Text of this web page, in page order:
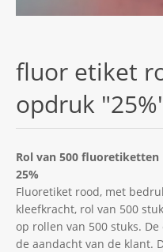
fluor etiket
opdruk
Rol van 500
25%
Fluoretiket rood, met
kleefkracht, rol van 500
op rollen van 500 stuks.
de aandacht van de klant.